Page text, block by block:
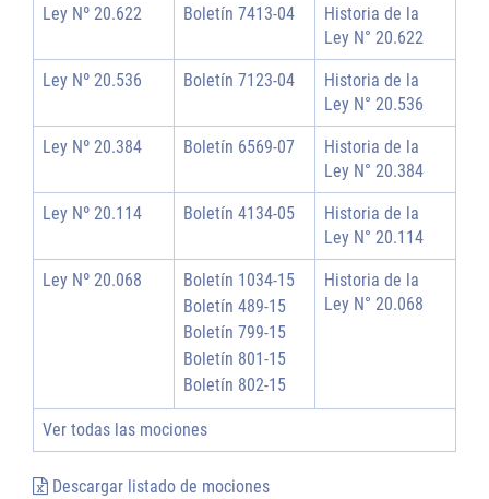
Ley Nº 20.622 Boletín 7413-04
Historia de la
Ley N° 20.622
Ley Nº 20.536 Boletín 7123-04
Historia de la
Ley N° 20.536
Ley Nº 20.384 Boletín 6569-07
Historia de la
Ley N° 20.384
Ley Nº 20.114 Boletín 4134-05
Historia de la
Ley N° 20.114
Ley Nº 20.068
Boletín 1034-15
Boletín 489-15
Boletín 799-15
Boletín 801-15
Boletín 802-15
Historia de la
Ley N° 20.068
Ver todas las mociones
Descargar listado de mociones